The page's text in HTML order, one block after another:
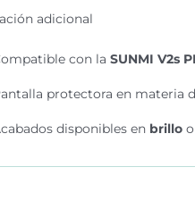
adicional
con la SUNMI V2s
protectora en materia
disponibles en brillo o